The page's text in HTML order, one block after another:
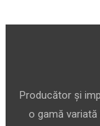
Producător și
o gamă variată